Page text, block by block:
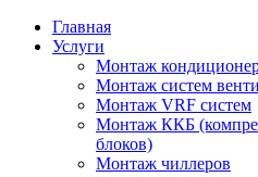
Главная
Услуги
Монтаж
Монтаж cистем
Монтаж VRF систем
Монтаж ККБ
блоков)
Монтаж чиллеров